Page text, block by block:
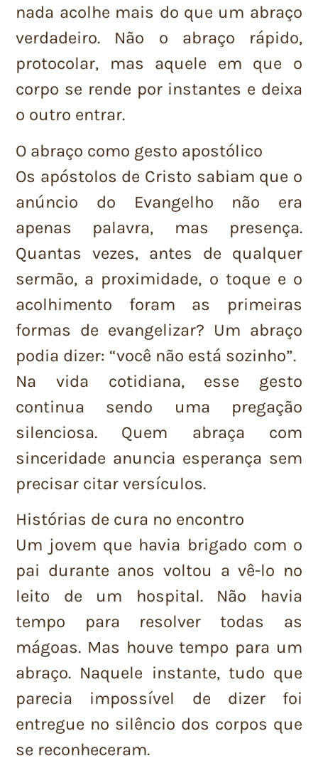
nada acolhe mais do que um abraço
verdadeiro. Não o abraço rápido,
protocolar, mas aquele em que o
corpo se rende por instantes e deixa
o outro entrar.
O abraço como gesto apostólico
Os apóstolos de Cristo sabiam que o
anúncio do Evangelho não era
apenas palavra, mas presença.
Quantas vezes, antes de qualquer
sermão, a proximidade, o toque e o
acolhimento foram as primeiras
formas de evangelizar? Um abraço
podia dizer: “você não está sozinho”.
Na vida cotidiana, esse gesto
continua sendo uma pregação
silenciosa. Quem abraça com
sinceridade anuncia esperança sem
precisar citar versículos.
Histórias de cura no encontro
Um jovem que havia brigado com o
pai durante anos voltou a vê-lo no
leito de um hospital. Não havia
tempo para resolver todas as
mágoas. Mas houve tempo para um
abraço. Naquele instante, tudo que
parecia impossível de dizer foi
entregue no silêncio dos corpos que
se reconheceram.